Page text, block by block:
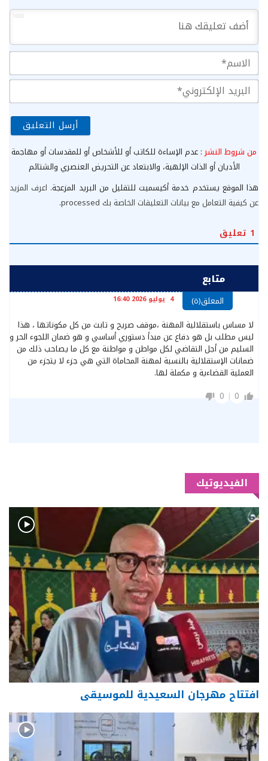
1000
من شروط النشر : عدم الإساءة للكاتب أو للأشخاص أو للمقدسات أو مهاجمة
الأديان أو الذات الإلهية، والابتعاد عن التحريض العنصري والشتائم
هذا الموقع يستخدم خدمة أكيسميت للتقليل من البريد المزعجة. اعرف المزيد
عن كيفية التعامل مع بيانات التعليقات الخاصة بك processed
.
1 تعليق
متابع
المعلق(ة) 4 يوليو 2026 16:40
لا مساس باستقلالية المهنة ،موقف صريح و تابث من كل مكوناتها ، هذا
ليس مطلب بل هو دفاع عن مبدأ دستوري أساسي و هو ضمان اللجوء الحر و
السليم من أجل التقاضي لكل مواطن و مواطنة مع كل ما يصاحب ذلك من
ضمانات الإستقلالية بالنسبة لمهنة المحاماة التي هي جزء لا يتجزء من
العملية القضاءية و مكملة لها.
0
0
الفيديوتيك
افتتاح مهرجان السعيدية للموسيقى